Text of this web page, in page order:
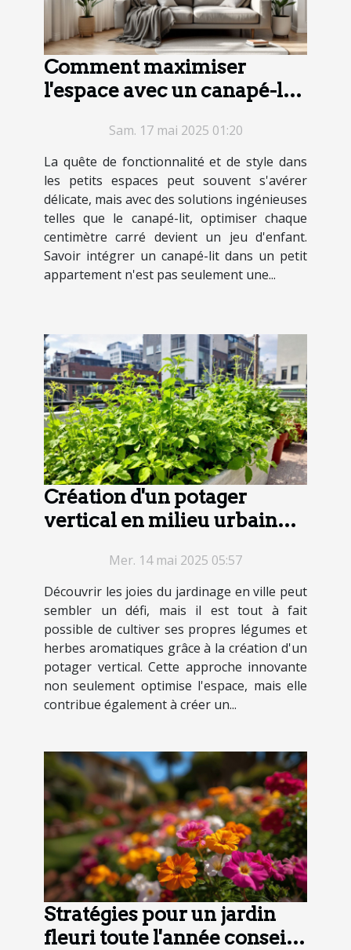
Comment maximiser
l'espace avec un canapé-lit
Sam. 17 mai 2025 01:20
La quête de fonctionnalité et de style dans
les petits espaces peut souvent s'avérer
délicate, mais avec des solutions ingénieuses
telles que le canapé-lit, optimiser chaque
centimètre carré devient un jeu d'enfant.
Savoir intégrer un canapé-lit dans un petit
appartement n'est pas seulement une...
Création d'un potager
vertical en milieu urbain
conseils d'entretien
Mer. 14 mai 2025 05:57
Découvrir les joies du jardinage en ville peut
sembler un défi, mais il est tout à fait
possible de cultiver ses propres légumes et
herbes aromatiques grâce à la création d'un
potager vertical. Cette approche innovante
non seulement optimise l'espace, mais elle
contribue également à créer un...
Stratégies pour un jardin
fleuri toute l'année conseils